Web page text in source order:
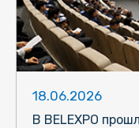
18.06.2026
В BELEXPO